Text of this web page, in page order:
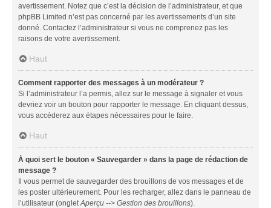
avertissement. Notez que c’est la décision de l’administrateur, et que
phpBB Limited n’est pas concerné par les avertissements d’un site
donné. Contactez l’administrateur si vous ne comprenez pas les
raisons de votre avertissement.
Haut
Comment rapporter des messages à un modérateur ?
Si l’administrateur l’a permis, allez sur le message à signaler et vous
devriez voir un bouton pour rapporter le message. En cliquant dessus,
vous accéderez aux étapes nécessaires pour le faire.
Haut
À quoi sert le bouton « Sauvegarder » dans la page de rédaction de
message ?
Il vous permet de sauvegarder des brouillons de vos messages et de
les poster ultérieurement. Pour les recharger, allez dans le panneau de
l’utilisateur (ongletAperçu --> Gestion des brouillons).